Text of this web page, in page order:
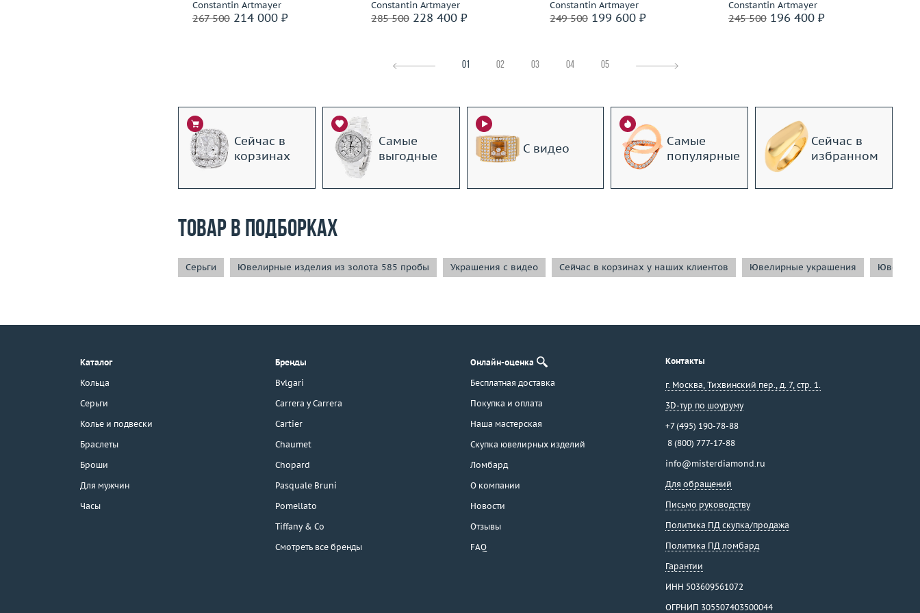
г. Москва, Тихвинский пер., д. 7,
3D-тур по шоуруму
Constantin Artmayer
267 500214 000 ₽
Constantin Artmayer
285 500228 400 ₽
Constantin Artmayer
249 500199 600 ₽
Constantin Artmayer
245 500196 400 ₽
01 02 03 04 05
Сейчас в
корзинах
Самые
выгодные
С видео
Самые
популярные
Сейчас в
избранном
Товар в подборках
Серьги Ювелирные изделия из золота 585 пробы Украшения с видео Сейчас в корзинах у наших клиентов Ювелирные украшения
Каталог
Кольца
Серьги
Колье и подвески
Браслеты
Броши
Для мужчин
Часы
Бренды
Bvlgari
Carrera y Carrera
Cartier
Chaumet
Chopard
Pasquale Bruni
Pomellato
Tiffany & Co
Смотреть все бренды
Онлайн-оценка
Бесплатная доставка
Покупка и оплата
Наша мастерская
Скупка ювелирных изделий
Ломбард
О компании
Новости
Отзывы
FAQ
Контакты
г. Москва, Тихвинский пер., д. 7, стр. 1.
3D-тур по шоуруму
+7 (495) 190-78-88
8 (800) 777-17-88
info@misterdiamond.ru
Для обращений
Письмо руководству
Политика ПД скупка/продажа
Политика ПД ломбард
Гарантии
ИНН 503609561072
ОГРНИП 305507403500044